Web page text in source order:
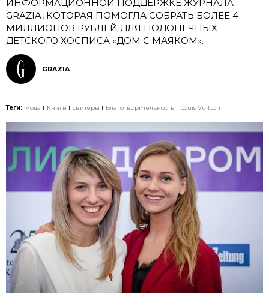
ИНФОРМАЦИОННОЙ ПОДДЕРЖКЕ ЖУРНАЛА
GRAZIA, КОТОРАЯ ПОМОГЛА СОБРАТЬ БОЛЕЕ 4
МИЛЛИОНОВ РУБЛЕЙ ДЛЯ ПОДОПЕЧНЫХ
ДЕТСКОГО ХОСПИСА «ДОМ С МАЯКОМ».
GRAZIA
Теги: мода Книги свитеры Благотворительность Louis Vuitton